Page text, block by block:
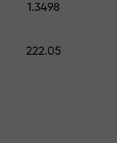
1.3498
222.05